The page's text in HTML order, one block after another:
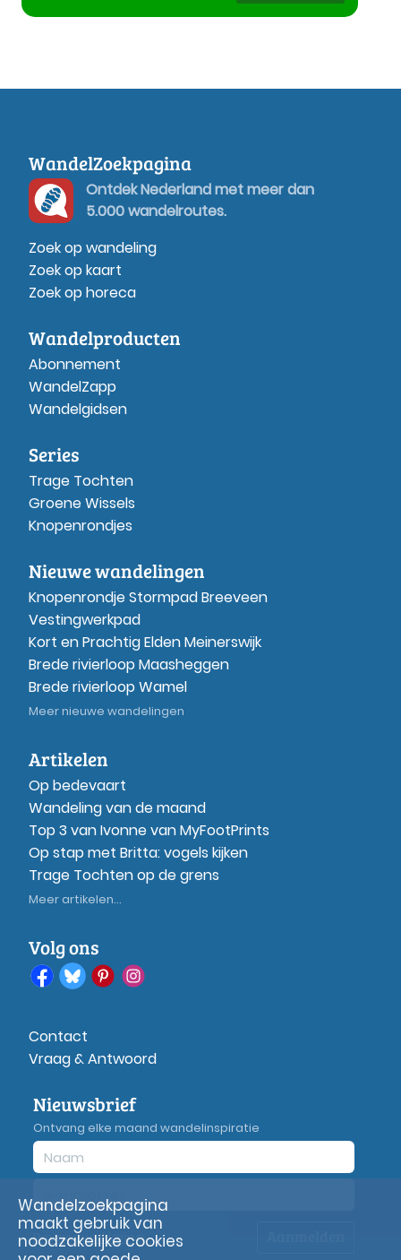
WandelZoekpagina
Ontdek Nederland met meer dan
5.000 wandelroutes.
Zoek op wandeling
Zoek op kaart
Zoek op horeca
Wandelproducten
Abonnement
WandelZapp
Wandelgidsen
Series
Trage Tochten
Groene Wissels
Knopenrondjes
Nieuwe wandelingen
Knopenrondje Stormpad Breeveen
Vestingwerkpad
Kort en Prachtig Elden Meinerswijk
Brede rivierloop Maasheggen
Brede rivierloop Wamel
Meer nieuwe wandelingen
Artikelen
Op bedevaart
Wandeling van de maand
Top 3 van Ivonne van MyFootPrints
Op stap met Britta: vogels kijken
Trage Tochten op de grens
Meer artikelen...
Volg ons
Contact
Vraag & Antwoord
Nieuwsbrief
Ontvang elke maand wandelinspiratie
Privacyverklaring
Wandelzoekpagina
maakt gebruik van
noodzakelijke cookies